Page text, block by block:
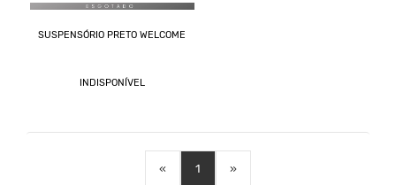
SUSPENSÓRIO PRETO WELCOME
INDISPONÍVEL
« 1 »